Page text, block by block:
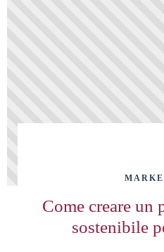
Come creare un
sostenibile